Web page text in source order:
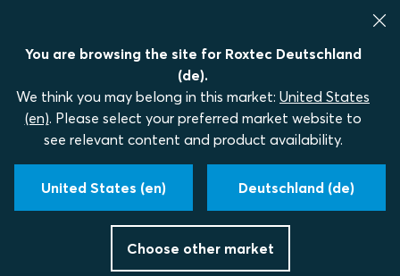
You are browsing the site for Roxtec Deutschland
(de).
We think you may belong in this market: United States
(en). Please select your preferred market website to
see relevant content and product availability.
United States (en) Deutschland (de)
Choose other market